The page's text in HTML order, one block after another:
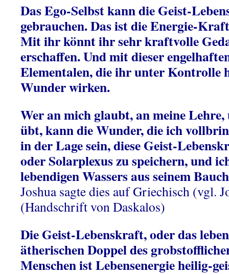
Das Ego-Selbst kann die Geist-
gebrauchen. Das ist die Energie-
Mit ihr könnt ihr sehr kraftvolle
erschaffen. Und mit dieser
Elementalen, die ihr unter Kontrolle
Wunder wirken.
Wer an mich glaubt, an meine
übt, kann die Wunder, die ich
in der Lage sein, diese Geist-
oder Solarplexus zu speichern, und
lebendigen Wassers aus seinem
Joshua sagte dies auf Griechisch (vgl.
(Handschrift von Daskalos)
Die Geist-Lebenskraft, oder das
ätherischen Doppel des
Menschen ist Lebensenergieheilig-